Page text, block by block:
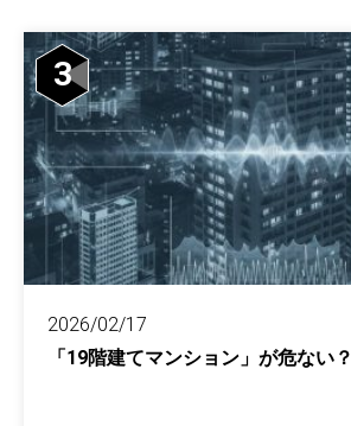
3
2026/02/17
「19階建てマンション」が危ない？